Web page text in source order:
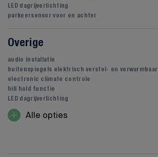
LED dagrijverlichting
parkeersensor voor en achter
Overige
audio installatie
buitenspiegels elektrisch verstel- en verwarmbaar
electronic climate controle
hill hold functie
LED dagrijverlichting
Alle opties